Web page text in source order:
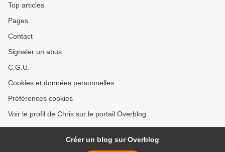
Top articles
Pages
Contact
Signaler un abus
C.G.U.
Cookies et données personnelles
Préférences cookies
Voir le profil de Chris sur le portail Overblog
Créer un blog sur Overblog